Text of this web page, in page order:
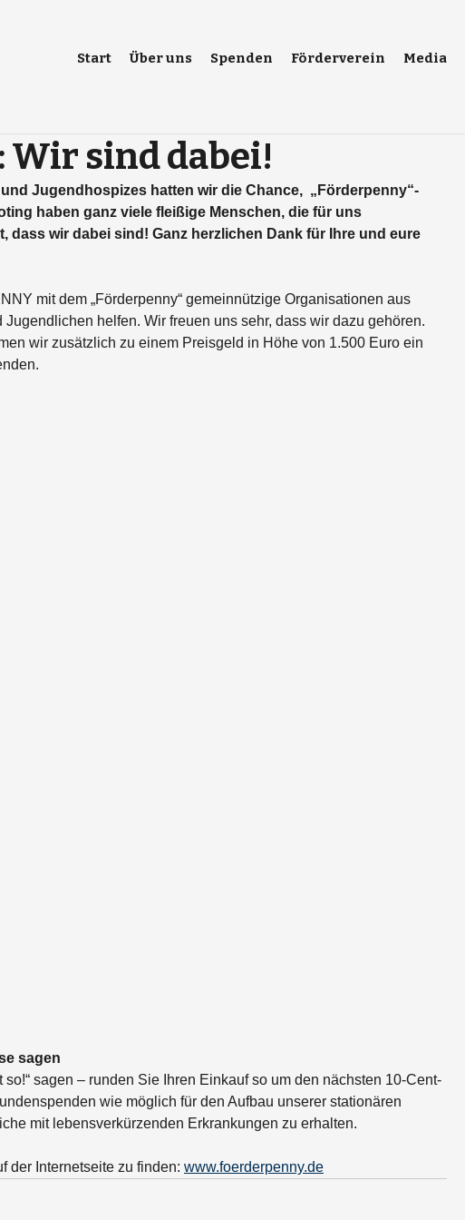
Start Über uns Spenden Förderverein Media
Wir sind dabei!
Jugendhospizes hatten wir die Chance,  „Förderpenny“-
haben ganz viele fleißige Menschen, die für uns
dass wir dabei sind! Ganz herzlichen Dank für Ihre und eure
mit dem „Förderpenny“ gemeinnützige Organisationen aus
helfen. Wir freuen uns sehr, dass wir dazu gehören.
wir zusätzlich zu einem Preisgeld in Höhe von 1.500 Euro ein
sagen
so!“ sagen – runden Sie Ihren Einkauf so um den nächsten 10-Cent-
wie möglich für den Aufbau unserer stationären
mit lebensverkürzenden Erkrankungen zu erhalten.
der Internetseite zu finden: www.foerderpenny.de